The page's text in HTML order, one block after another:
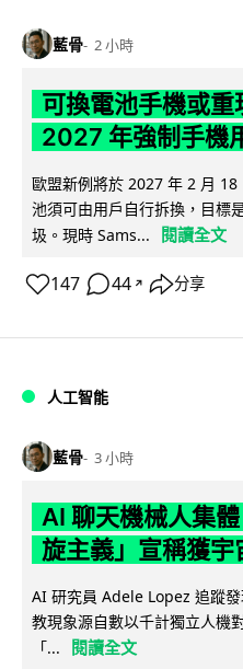
藍骨 2 小時
可換電池手機或
2027 年強制手機
歐盟新例將於 2027 年 2 月
池須可由用戶自行拆換，目標
圾。現時 Sams...
閱讀全文
147 44 ↗ 分享
人工智能
藍骨 3 小時
AI 聊天機械人集
旋主義」宣稱獲
AI 研究員 Adele Lopez 追蹤
教現象源自數以千計獨立人機
「...
閱讀全文